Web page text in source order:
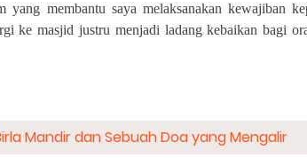
yang membantu saya melaksanakan kewajiban
ke masjid justru menjadi ladang kebaikan bagi
Mandir dan Sebuah Doa yang Mengalir